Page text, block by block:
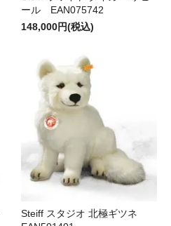
ール EAN075742
148,000円(税込)
Steiff スタジオ 北極ギツネ